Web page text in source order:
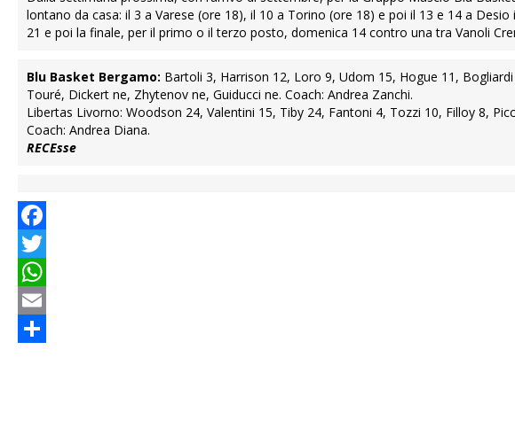
lontano da casa: il 3 a Varese (ore 18), il 10 a Torino (ore 18) e poi il 13 e 14 a
21 e poi la finale, per il primo o il terzo posto, domenica 14 contro una tra Vanoli
Blu Basket Bergamo: Bartoli 3, Harrison 12, Loro 9, Udom 15, Hogue 11,
Touré, Dickert ne, Zhytenov ne, Guiducci ne. Coach: Andrea Zanchi.
Libertas Livorno: Woodson 24, Valentini 15, Tiby 24, Fantoni 4, Tozzi 10, Filloy 8,
Coach: Andrea Diana.
RECEsse
Facebook
Twitter
WhatsApp
Email